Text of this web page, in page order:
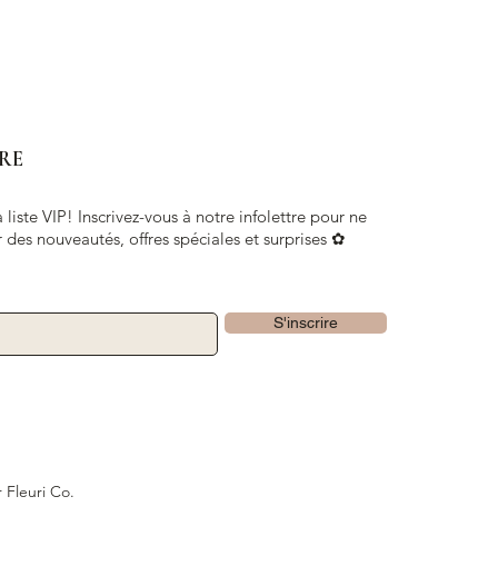
liste VIP! Inscrivez-vous à notre infolettre pour ne
des nouveautés, offres spéciales et surprises ✿
S'inscrire
Fleuri Co.